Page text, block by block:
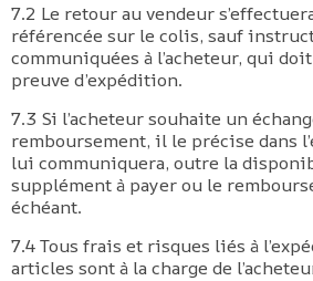
7.2 Le retour au vendeur
référencée sur le colis, sauf
communiquées à l’acheteur, qui
preuve d’expédition.
7.3 Si l’acheteur souhaite un
remboursement, il le précise dans
lui communiquera, outre la
supplément à payer ou le
échéant.
7.4 Tous frais et risques liés à
articles sont à la charge de